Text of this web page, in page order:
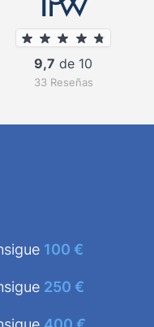
9,7 de 10
33 Reseñas
100 €
250 €